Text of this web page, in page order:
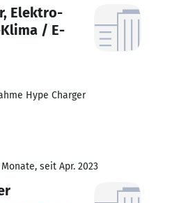
Elektro-
/ E-
Hype Charger
seit Apr. 2023